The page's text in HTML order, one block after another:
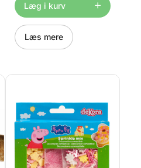
Læg i kurv
Læs mere